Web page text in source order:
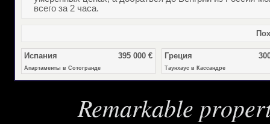
всего за 2 часа.
Испания 395 000 €
Апартаменты в Сотогранде
Греция
Таунхаус в Кассандре
Remarkable